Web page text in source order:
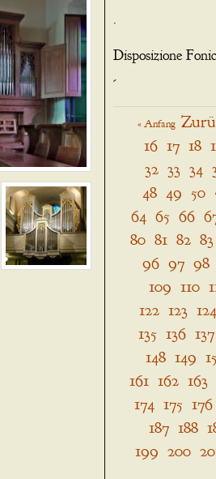
.
Disposizione
-
« Anfang
16 17 18
32 33 34
48 49 50
64 65 66
80 81 82 83
96 97 98
109 110
122 123 124
135 136 137
148 149
161 162 163
174 175 176
187 188
199 200